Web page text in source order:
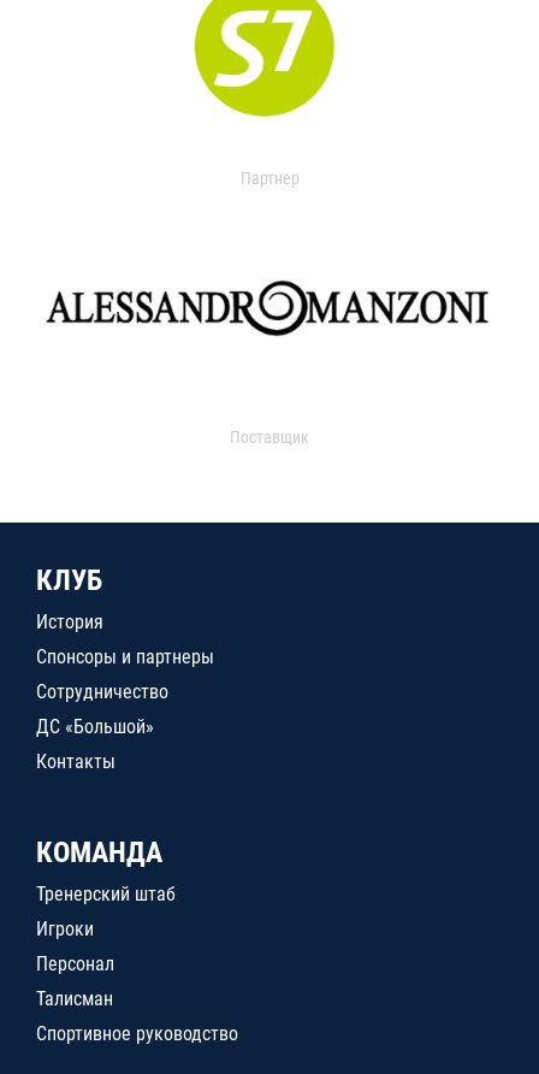
Партнер
Поставщик
КЛУБ
История
Спонсоры и партнеры
Сотрудничество
ДС «Большой»
Контакты
КОМАНДА
Тренерский штаб
Игроки
Персонал
Талисман
Спортивное руководство